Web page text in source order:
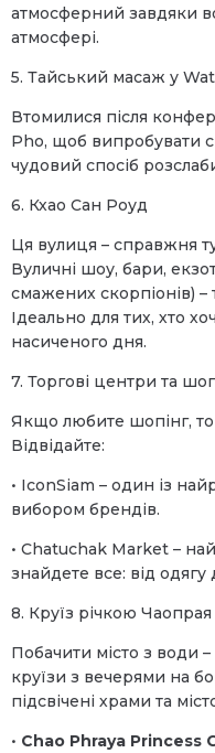
атмосферний завдяки
атмосфері.
5. Тайський масаж у
Втомилися після
Pho, щоб випробувати
чудовий спосіб
6. Кхао Сан Роуд
Ця вулиця – справжня
Вуличні шоу, бари,
смажених скорпіонів)
Ідеально для тих, хто
насиченого дня.
7. Торгові центри та
Якщо любите шопінг,
Відвідайте:
• IconSiam – один із
вибором брендів.
• Chatuchak Market –
знайдете все: від одягу
8. Круїз річкою Чаопрая
Побачити місто з води
круїзи з вечерями на
підсвічені храми та
• Chao Phraya Princess